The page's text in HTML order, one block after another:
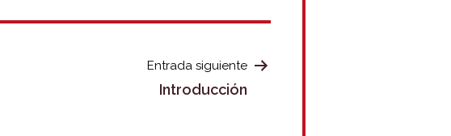
Entrada siguiente
Introducción